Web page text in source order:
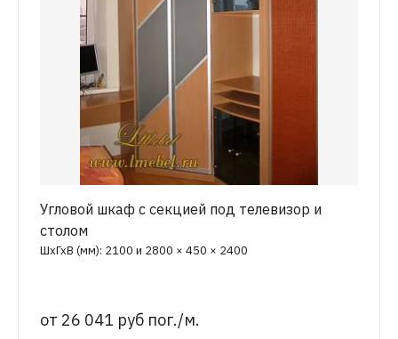
Угловой шкаф с секцией под телевизор и
столом
ШхГхВ (мм): 2100 и 2800 × 450 × 2400
от 26 041 руб пог./м.